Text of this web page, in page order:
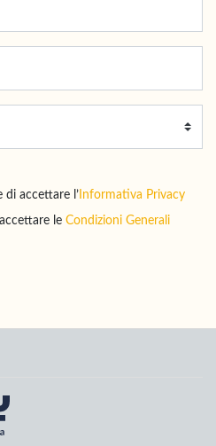
di accettare l’ Informativa Privacy
le Condizioni Generali